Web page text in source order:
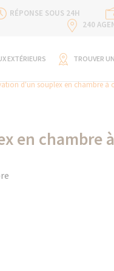
RÉPONSE SOUS 24H
240
EXTÉRIEURS TROUVER
d'un souplex en chambre à
en chambre